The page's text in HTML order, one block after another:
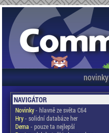
novinky
NAVIGÁTOR
Novinky- hlavně ze světa C64
Hry- solidní databáze her
Dema - pouze ta nejlepší